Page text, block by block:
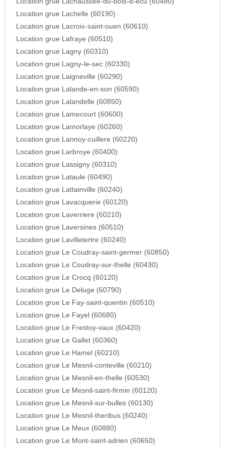
Location grue Lachelle (60190)
Location grue Lacroix-saint-ouen (60610)
Location grue Lafraye (60510)
Location grue Lagny (60310)
Location grue Lagny-le-sec (60330)
Location grue Laigneville (60290)
Location grue Lalande-en-son (60590)
Location grue Lalandelle (60850)
Location grue Lamecourt (60600)
Location grue Lamorlaye (60260)
Location grue Lannoy-cuillere (60220)
Location grue Larbroye (60400)
Location grue Lassigny (60310)
Location grue Lataule (60490)
Location grue Lattainville (60240)
Location grue Lavacquerie (60120)
Location grue Laverriere (60210)
Location grue Laversines (60510)
Location grue Lavilletertre (60240)
Location grue Le Coudray-saint-germer (60850)
Location grue Le Coudray-sur-thelle (60430)
Location grue Le Crocq (60120)
Location grue Le Deluge (60790)
Location grue Le Fay-saint-quentin (60510)
Location grue Le Fayel (60680)
Location grue Le Frestoy-vaux (60420)
Location grue Le Gallet (60360)
Location grue Le Hamel (60210)
Location grue Le Mesnil-conteville (60210)
Location grue Le Mesnil-en-thelle (60530)
Location grue Le Mesnil-saint-firmin (60120)
Location grue Le Mesnil-sur-bulles (60130)
Location grue Le Mesnil-theribus (60240)
Location grue Le Meux (60880)
Location grue Le Mont-saint-adrien (60650)